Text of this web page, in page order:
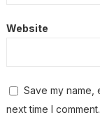
Website
Save my name,
next time I comment.